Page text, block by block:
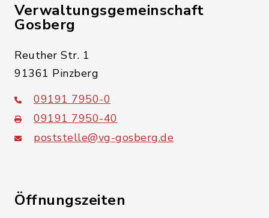
Verwaltungsgemeinschaft
Gosberg
Reuther Str. 1
91361 Pinzberg
09191 7950-0
09191 7950-40
poststelle@vg-gosberg.de
Öffnungszeiten